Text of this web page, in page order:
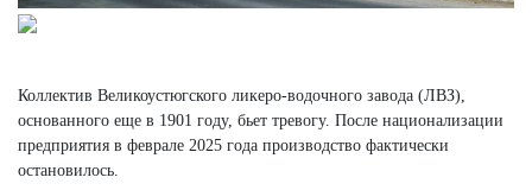
Коллектив Великоустюгского ликеро-водочного завода (ЛВЗ),
основанного еще в 1901 году, бьет тревогу. После национализации
предприятия в феврале 2025 года производство фактически
остановилось.